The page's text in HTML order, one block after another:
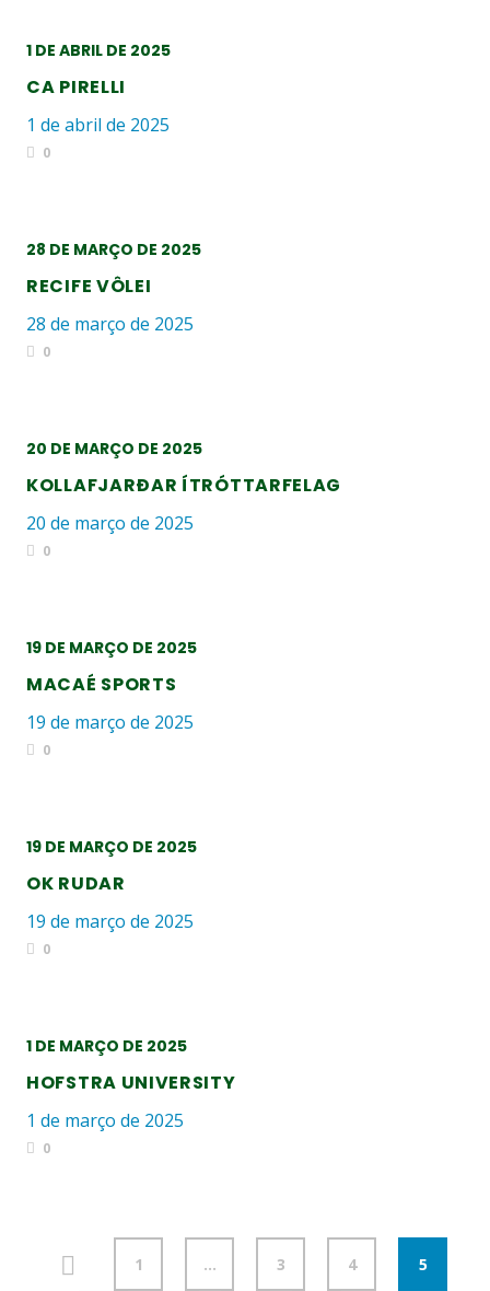
1 DE ABRIL DE 2025
CA PIRELLI
1 de abril de 2025
0
28 DE MARÇO DE 2025
RECIFE VÔLEI
28 de março de 2025
0
20 DE MARÇO DE 2025
KOLLAFJARÐAR ÍTRÓTTARFELAG
20 de março de 2025
0
19 DE MARÇO DE 2025
MACAÉ SPORTS
19 de março de 2025
0
19 DE MARÇO DE 2025
OK RUDAR
19 de março de 2025
0
1 DE MARÇO DE 2025
HOFSTRA UNIVERSITY
1 de março de 2025
0
1 … 3 4 5